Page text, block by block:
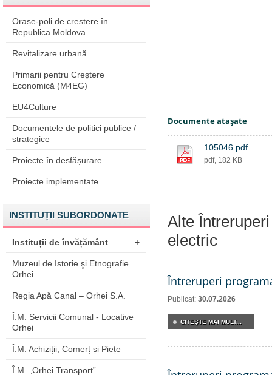
Orașe-poli de creștere în
Republica Moldova
Revitalizare urbană
Primarii pentru Creștere
Economică (M4EG)
EU4Culture
Documentele de politici publice /
strategice
Proiecte în desfășurare
Proiecte implementate
INSTITUȚII SUBORDONATE
Instituții de învățământ +
Muzeul de Istorie şi Etnografie
Orhei
Regia Apă Canal – Orhei S.A.
Î.M. Servicii Comunal - Locative
Orhei
Î.M. Achiziții, Comerț și Piețe
Î.M. „Orhei Transport”
Documente ataşate
105046.pdf
pdf, 182 KB
Alte
electric
Întreruperi
Publicat: 30.07.2026
CITEŞTE MAI MULT...